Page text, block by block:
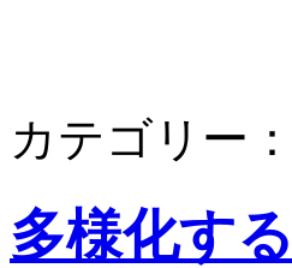
カテゴリー：
多様化す